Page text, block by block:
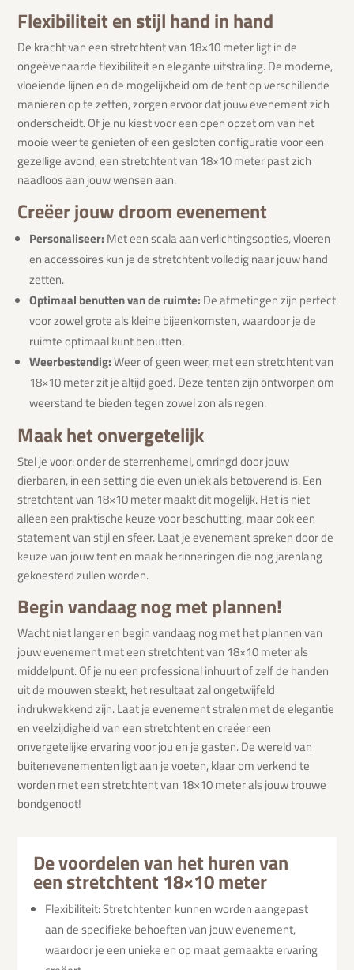
Flexibiliteit en stijl hand in hand
De kracht van een stretchtent van 18×10 meter ligt in de
ongeëvenaarde flexibiliteit en elegante uitstraling. De moderne,
vloeiende lijnen en de mogelijkheid om de tent op verschillende
manieren op te zetten, zorgen ervoor dat jouw evenement zich
onderscheidt. Of je nu kiest voor een open opzet om van het
mooie weer te genieten of een gesloten configuratie voor een
gezellige avond, een stretchtent van 18×10 meter past zich
naadloos aan jouw wensen aan.
Creëer jouw droom evenement
Personaliseer: Met een scala aan verlichtingsopties, vloeren
en accessoires kun je de stretchtent volledig naar jouw hand
zetten.
Optimaal benutten van de ruimte: De afmetingen zijn perfect
voor zowel grote als kleine bijeenkomsten, waardoor je de
ruimte optimaal kunt benutten.
Weerbestendig:Weer of geen weer, met een stretchtent van
18×10 meter zit je altijd goed. Deze tenten zijn ontworpen om
weerstand te bieden tegen zowel zon als regen.
Maak het onvergetelijk
Stel je voor: onder de sterrenhemel, omringd door jouw
dierbaren, in een setting die even uniek als betoverend is. Een
stretchtent van 18×10 meter maakt dit mogelijk. Het is niet
alleen een praktische keuze voor beschutting, maar ook een
statement van stijl en sfeer. Laat je evenement spreken door de
keuze van jouw tent en maak herinneringen die nog jarenlang
gekoesterd zullen worden.
Begin vandaag nog met plannen!
Wacht niet langer en begin vandaag nog met het plannen van
jouw evenement met een stretchtent van 18×10 meter als
middelpunt. Of je nu een professional inhuurt of zelf de handen
uit de mouwen steekt, het resultaat zal ongetwijfeld
indrukwekkend zijn. Laat je evenement stralen met de elegantie
en veelzijdigheid van een stretchtent en creëer een
onvergetelijke ervaring voor jou en je gasten. De wereld van
buitenevenementen ligt aan je voeten, klaar om verkend te
worden met een stretchtent van 18×10 meter als jouw trouwe
bondgenoot!
De voordelen van het huren van
een stretchtent 18×10 meter
Flexibiliteit: Stretchtenten kunnen worden aangepast
aan de specifieke behoeften van jouw evenement,
waardoor je een unieke en op maat gemaakte ervaring